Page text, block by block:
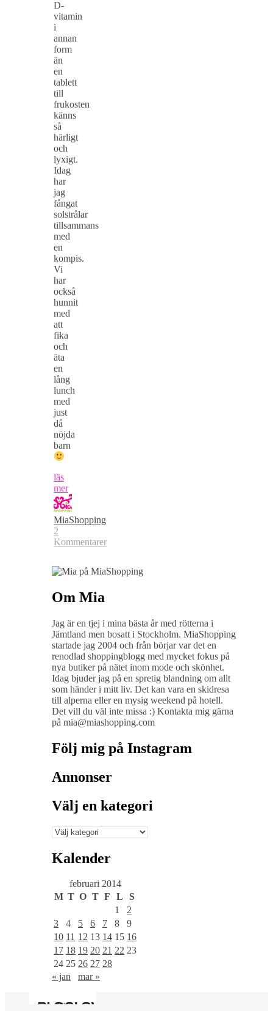
D-
vitamin
i
annan
form
än
en
tablett
till
frukosten
känns
så
härligt
och
lyxigt.
Idag
har
jag
fångat
solstrålar
tillsammans
med
en
kompis.
Vi
har
också
hunnit
med
att
fika
och
äta
en
lång
lunch
med
just
då
nöjda
barn
läs
mer
MiaShopping
2
Kommentarer
Om Mia
Jag är en tjej i mina bästa år med rötterna i
Jämtland men bosatt i Stockholm. MiaShopping
startade jag 2004 och från börjar var det en
renodlad shoppingblogg med mycket fokus på
nya butiker på nätet inom mode och skönhet.
Idag bjuder jag på en spretig blandning om allt
som händer i mitt liv. Det kan vara en skidresa
till alperna eller en mysig weekend på hotell.
Det vill du väl inte missa :) Kontakta mig gärna
på mia@miashopping.com
Följ mig på Instagram
Annonser
Välj en kategori
Välj
kategori
Kalender
februari 2014
M T O T F L
S
1
2
3
4 5 6 7 8
9
10 11 12 13 14 15 16
17 18 19 20 21 22 23
24 25 26 27 28
« jan
mar »